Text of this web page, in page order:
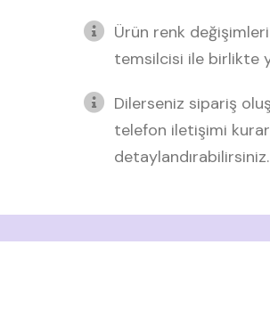
Ürün renk
temsilcisi ile birlikte
Dilerseniz sipariş
telefon iletişimi
detaylandırabilirsiniz.